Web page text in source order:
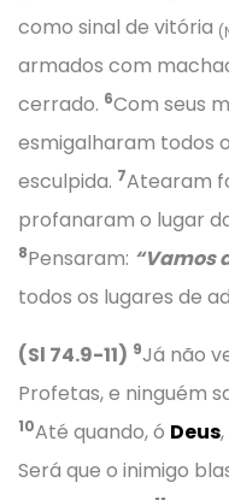
como sinal de vitória
armados com
cerrado. 6Com seus
esmigalharam todos
esculpida. 7Atearam
profanaram o lugar
8Pensaram: “Vamos
todos os lugares de
(Sl 74.9-11) 9Já não
Profetas, e ninguém
10Até quando, ó Deus
Será que o inimigo